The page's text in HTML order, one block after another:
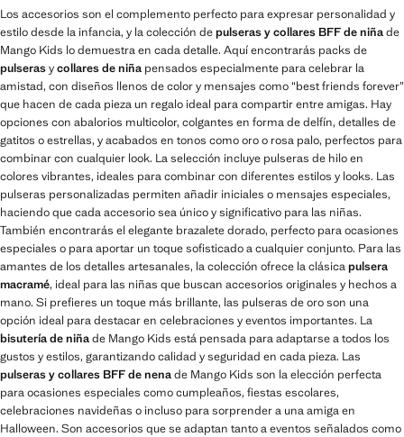
Los accesorios son el complemento perfecto para expresar personalidad y
estilo desde la infancia, y la colección depulseras y collares BFF de niñade
Mango Kids lo demuestra en cada detalle. Aquí encontrarás packs de
pulserasycollares de niña pensados especialmente para celebrar la
amistad, con diseños llenos de color y mensajes como “best friends forever”
que hacen de cada pieza un regalo ideal para compartir entre amigas. Hay
opciones con abalorios multicolor, colgantes en forma de delfín, detalles de
gatitos o estrellas, y acabados en tonos como oro o rosa palo, perfectos para
combinar con cualquier look. La selección incluye pulseras de hilo en
colores vibrantes, ideales para combinar con diferentes estilos y looks. Las
pulseras personalizadas permiten añadir iniciales o mensajes especiales,
haciendo que cada accesorio sea único y significativo para las niñas.
También encontrarás el elegante brazalete dorado, perfecto para ocasiones
especiales o para aportar un toque sofisticado a cualquier conjunto. Para las
amantes de los detalles artesanales, la colección ofrece la clásicapulsera
macramé, ideal para las niñas que buscan accesorios originales y hechos a
mano. Si prefieres un toque más brillante, las pulseras de oro son una
opción ideal para destacar en celebraciones y eventos importantes. La
bisutería de niñade Mango Kids está pensada para adaptarse a todos los
gustos y estilos, garantizando calidad y seguridad en cada pieza. Las
pulseras y collares BFF de nenade Mango Kids son la elección perfecta
para ocasiones especiales como cumpleaños, fiestas escolares,
celebraciones navideñas o incluso para sorprender a una amiga en
Halloween. Son accesorios que se adaptan tanto a eventos señalados como